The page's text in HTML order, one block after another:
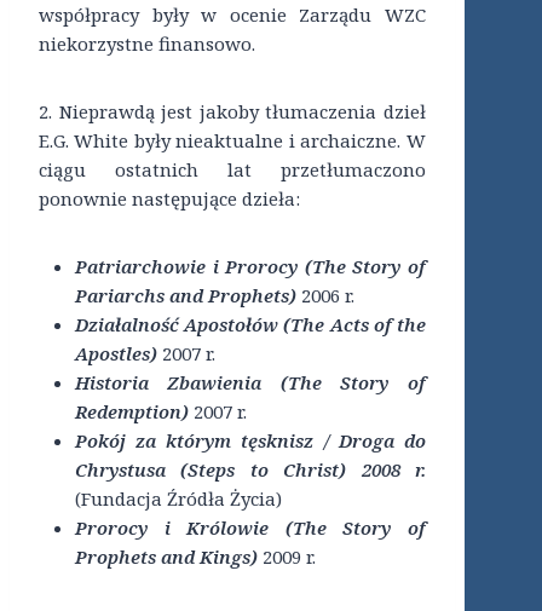
współpracy były w ocenie Zarządu WZC
niekorzystne finansowo.
2. Nieprawdą jest jakoby tłumaczenia dzieł
E.G. White były nieaktualne i archaiczne. W
ciągu ostatnich lat przetłumaczono
ponownie następujące dzieła:
Patriarchowie i Prorocy (The Story of
Pariarchs and Prophets) 2006 r.
Działalność Apostołów (The Acts of the
Apostles) 2007 r.
Historia Zbawienia (The Story of
Redemption) 2007 r.
Pokój za którym tęsknisz / Droga do
Chrystusa (Steps to Christ) 2008 r.
(Fundacja Źródła Życia)
Prorocy i Królowie (The Story of
Prophets and Kings) 2009 r.